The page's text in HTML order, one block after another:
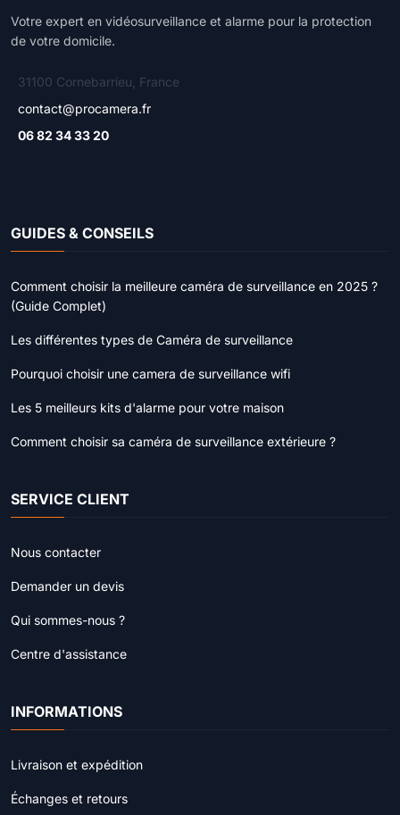
Votre expert en vidéosurveillance et alarme pour la protection
de votre domicile.
31100 Cornebarrieu, France
contact@procamera.fr
06 82 34 33 20
GUIDES & CONSEILS
Comment choisir la meilleure caméra de surveillance en 2025 ?
(Guide Complet)
Les différentes types de Caméra de surveillance
Pourquoi choisir une camera de surveillance wifi
Les 5 meilleurs kits d'alarme pour votre maison
Comment choisir sa caméra de surveillance extérieure ?
SERVICE CLIENT
Nous contacter
Demander un devis
Qui sommes-nous ?
Centre d'assistance
INFORMATIONS
Livraison et expédition
Échanges et retours